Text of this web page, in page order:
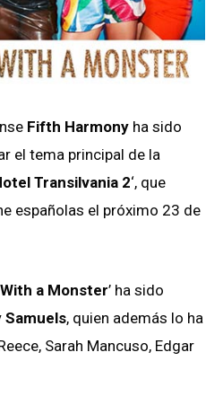
Fifth Harmony ha sido
el tema principal de la
Transilvania 2‘, que
españolas el próximo 23 de
a Monster’ ha sido
Samuels, quien además lo ha
Sarah Mancuso, Edgar